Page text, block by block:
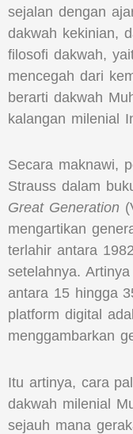
sejalan dengan
dakwah kekinian,
filosofi dakwah,
mencegah dari
berarti dakwah
kalangan milenial
Secara maknawi,
Strauss dalam
Great Generation
mengartikan
terlahir antara
setelahnya.
antara 15 hingga
platform digital
menggambarkan
Itu artinya, cara
dakwah milenial
sejauh mana